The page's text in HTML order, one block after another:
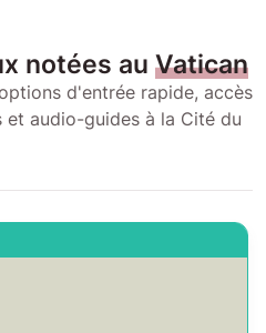
notées au Vatican
d'entrée rapide, accès
audio-guides à la Cité du